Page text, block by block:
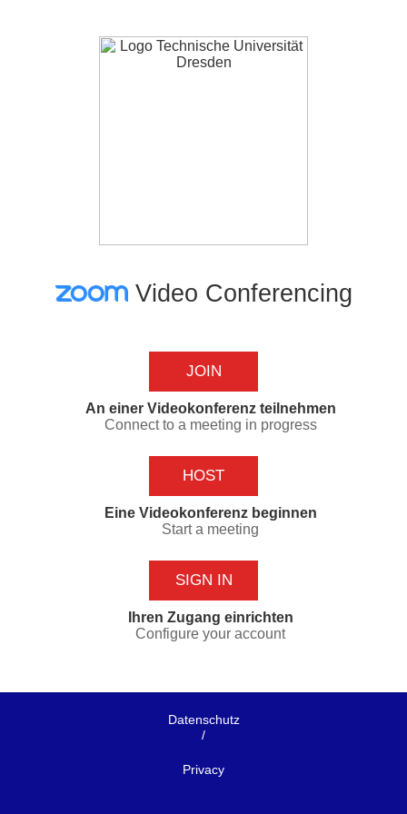
Video Conferencing
JOIN
An einer Videokonferenz teilnehmen
Connect to a meeting in progress
HOST
Eine Videokonferenz beginnen
Start a meeting
SIGN IN
Ihren Zugang einrichten
Configure your account
Datenschutz
/
Privacy